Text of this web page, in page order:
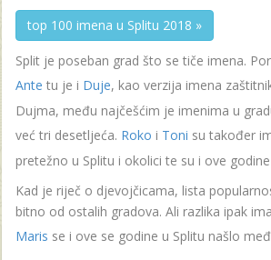
top 100 imena u Splitu 2018 »
Split je poseban grad što se tiče imena.
Ante tu je i Duje, kao verzija imena
Dujma, među najčešćim je imenima u
već tri desetljeća. Roko i Toni su također
pretežno u Splitu i okolici te su i ove
Kad je riječ o djevojčicama, lista
bitno od ostalih gradova. Ali razlika ipak
Maris se i ove se godine u Splitu našlo